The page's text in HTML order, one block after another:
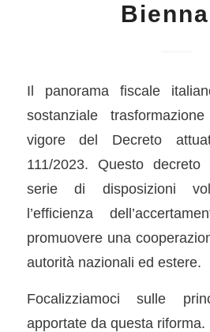
Il panorama fiscale
sostanziale
vigore del Decreto
111/2023. Questo
serie di disposizioni
l’efficienza
promuovere una
autorità nazionali ed estere.
Focalizziamoci sulle
apportate da questa riforma.